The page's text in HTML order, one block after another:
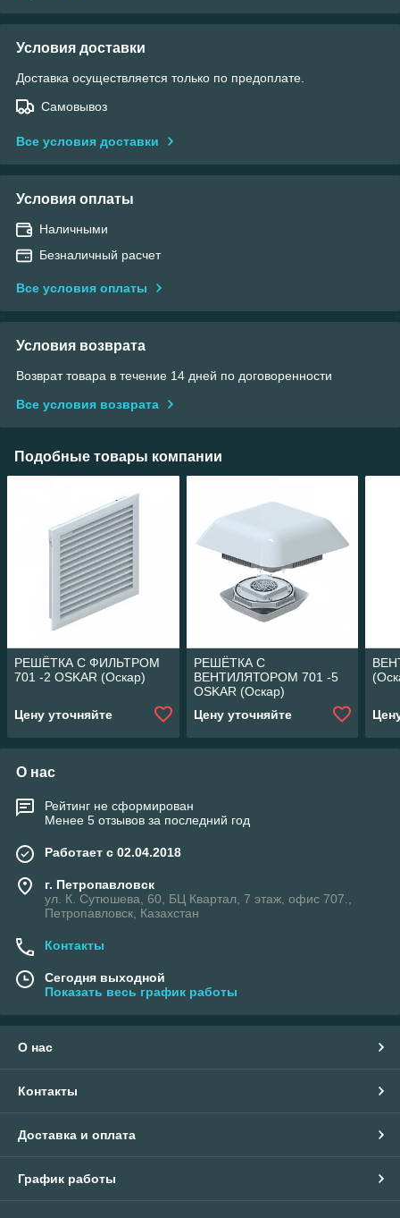
Условия доставки
Доставка осуществляется только по предоплате.
Самовывоз
Все условия доставки
Условия оплаты
Наличными
Безналичный расчет
Все условия оплаты
Условия возврата
Возврат товара в течение 14 дней по договоренности
Все условия возврата
Подобные товары компании
РЕШЁТКА С ФИЛЬТРОМ
701 -2 OSKAR (Оскар)
Цену уточняйте
РЕШЁТКА С
ВЕНТИЛЯТОРОМ 701 -5
OSKAR (Оскар)
Цену уточняйте
О нас
Рейтинг не сформирован
Менее 5 отзывов за последний год
Работает с 02.04.2018
г. Петропавловск
ул. К. Сутюшева, 60, БЦ Квартал, 7 этаж, офис 707.,
Петропавловск, Казахстан
Контакты
Сегодня выходной
Показать весь график работы
О нас
Контакты
Доставка и оплата
График работы